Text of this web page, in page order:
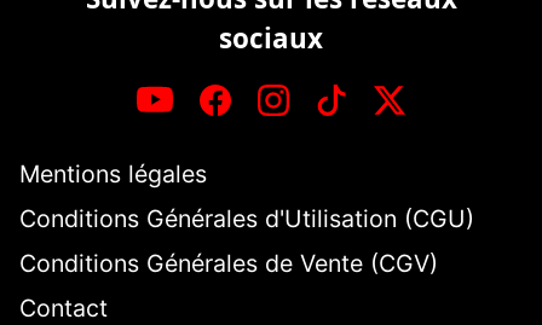
sociaux
Mentions légales
Conditions Générales d'Utilisation (CGU)
Conditions Générales de Vente (CGV)
Contact